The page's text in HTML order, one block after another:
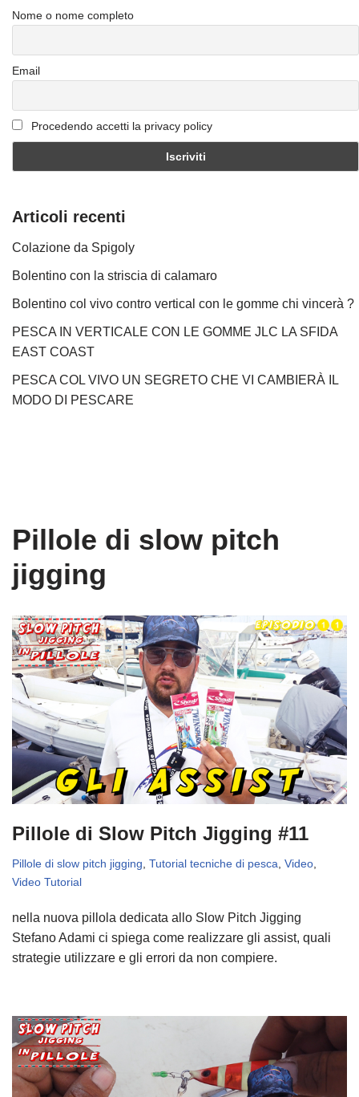
Nome o nome completo
Email
Procedendo accetti la privacy policy
Articoli recenti
Colazione da Spigoly
Bolentino con la striscia di calamaro
Bolentino col vivo contro vertical con le gomme chi vincerà ?
PESCA IN VERTICALE CON LE GOMME JLC LA SFIDA
EAST COAST
PESCA COL VIVO UN SEGRETO CHE VI CAMBIERÀ IL
MODO DI PESCARE
Pillole di slow pitch
jigging
Pillole di Slow Pitch Jigging #11
Pillole di slow pitch jigging, Tutorial tecniche di pesca, Video,
Video Tutorial
nella nuova pillola dedicata allo Slow Pitch Jigging
Stefano Adami ci spiega come realizzare gli assist, quali
strategie utilizzare e gli errori da non compiere.